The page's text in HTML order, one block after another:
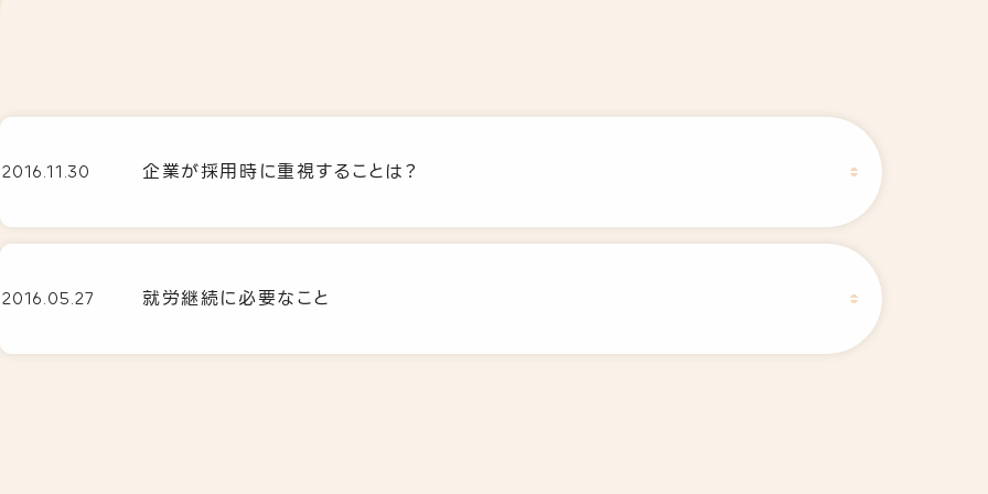
2016.11.30 企業が採用時に重視することは？
2016.05.27 就労継続に必要なこと